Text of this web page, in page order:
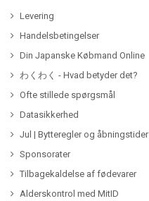
Levering
Handelsbetingelser
Din Japanske Købmand Online
わくわく - Hvad betyder det?
Ofte stillede spørgsmål
Datasikkerhed
Jul | Bytteregler og åbningstider
Sponsorater
Tilbagekaldelse af fødevarer
Alderskontrol med MitID